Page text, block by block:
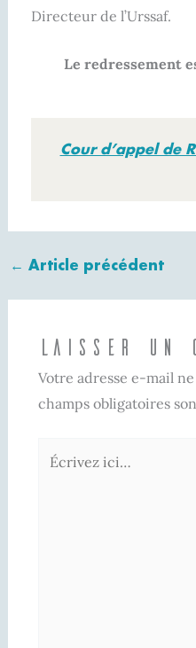
Directeur de l’Urssaf.
Le redressement
Cour d’appel de
← Article précédent
Laisser un
Votre adresse e-mail
champs obligatoires
Écrivez